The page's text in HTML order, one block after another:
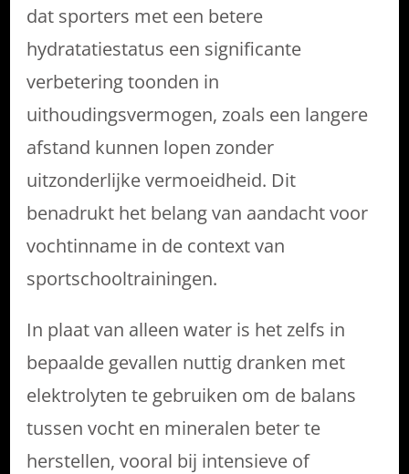
dat sporters met een betere
hydratatiestatus een significante
verbetering toonden in
uithoudingsvermogen, zoals een langere
afstand kunnen lopen zonder
uitzonderlijke vermoeidheid. Dit
benadrukt het belang van aandacht voor
vochtinname in de context van
sportschooltrainingen.
In plaat van alleen water is het zelfs in
bepaalde gevallen nuttig dranken met
elektrolyten te gebruiken om de balans
tussen vocht en mineralen beter te
herstellen, vooral bij intensieve of